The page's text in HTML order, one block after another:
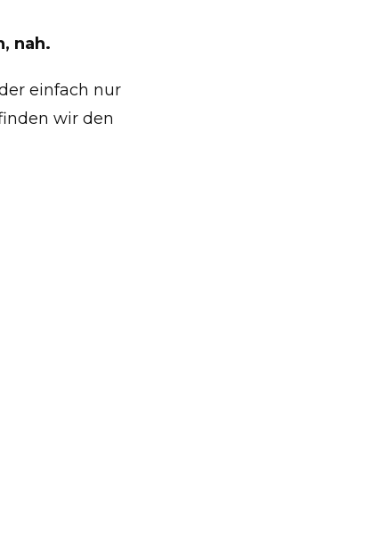
nah.
einfach nur
wir den